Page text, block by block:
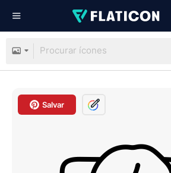
Salvar